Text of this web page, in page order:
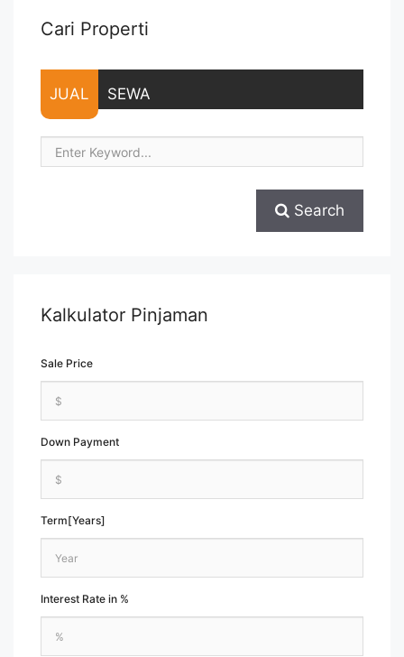
Cari Properti
JUAL SEWA
Search
Kalkulator Pinjaman
Sale Price
Down Payment
Term[Years]
Interest Rate in %